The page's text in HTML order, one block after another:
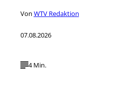
Von WTV Redaktion
07.08.2026
4 Min.